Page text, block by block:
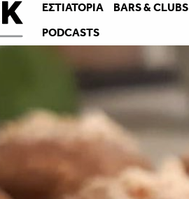
ΕΣΤΙΑΤΌΡΙΑ BARS & CLUBS
PODCASTS